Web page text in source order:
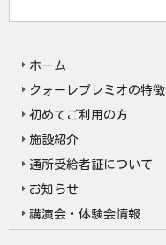
ホーム
クォーレプレミオの特徴
初めてご利用の方
施設紹介
通所受給者証について
お知らせ
講演会・体験会情報